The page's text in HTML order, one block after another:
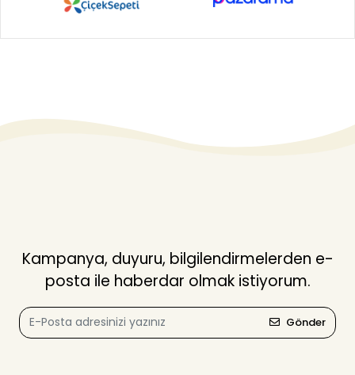
Kampanya, duyuru, bilgilendirmelerden e-
posta ile haberdar olmak istiyorum.
Gönder